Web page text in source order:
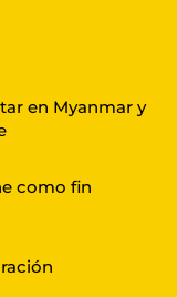
en Myanmar y
como fin